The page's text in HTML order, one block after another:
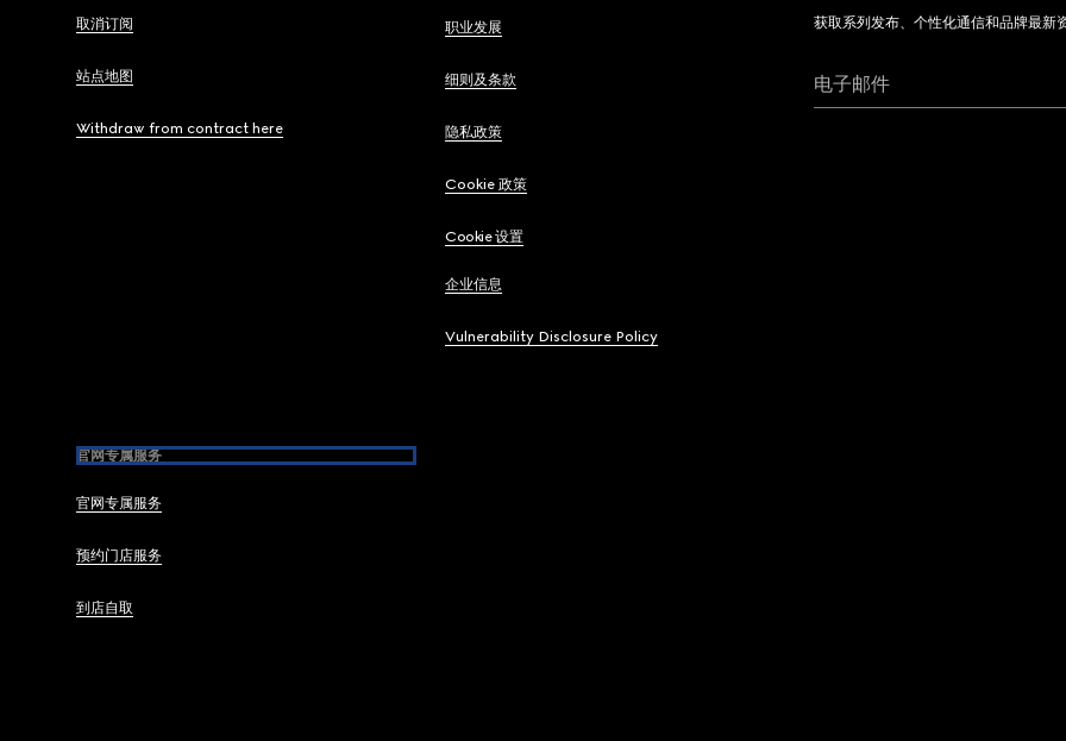
取消订阅
站点地图
Withdraw from contract here
职业发展
细则及条款
隐私政策
Cookie 政策
Cookie 设置
企业信息
Vulnerability Disclosure Policy
官网专属服务
官网专属服务
预约门店服务
到店自取
获取系列发布、个性化通信和品牌最新
电子邮件